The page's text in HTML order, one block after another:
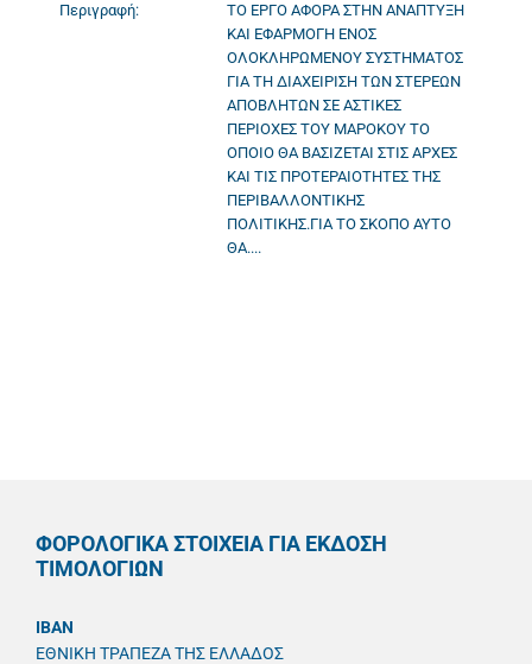
Περιγραφή:
ΤΟ ΕΡΓΟ ΑΦΟΡΑ ΣΤΗΝ ΑΝΑΠΤΥΞΗ
ΚΑΙ ΕΦΑΡΜΟΓΗ ΕΝΟΣ
ΟΛΟΚΛΗΡΩΜΕΝΟΥ ΣΥΣΤΗΜΑΤΟΣ
ΓΙΑ ΤΗ ΔΙΑΧΕΙΡΙΣΗ ΤΩΝ ΣΤΕΡΕΩΝ
ΑΠΟΒΛΗΤΩΝ ΣΕ ΑΣΤΙΚΕΣ
ΠΕΡΙΟΧΕΣ ΤΟΥ ΜΑΡΟΚΟΥ ΤΟ
ΟΠΟΙΟ ΘΑ ΒΑΣΙΖΕΤΑΙ ΣΤΙΣ ΑΡΧΕΣ
ΚΑΙ ΤΙΣ ΠΡΟΤΕΡΑΙΟΤΗΤΕΣ ΤΗΣ
ΠΕΡΙΒΑΛΛΟΝΤΙΚΗΣ
ΠΟΛΙΤΙΚΗΣ.ΓΙΑ ΤΟ ΣΚΟΠΟ ΑΥΤΟ
ΘΑ....
ΦΟΡΟΛΟΓΙΚΑ ΣΤΟΙΧΕΙΑ ΓΙΑ ΕΚΔΟΣΗ
ΤΙΜΟΛΟΓΙΩΝ
IBAN
ΕΘΝΙΚΗ ΤΡΑΠΕΖΑ ΤΗΣ ΕΛΛΑΔΟΣ